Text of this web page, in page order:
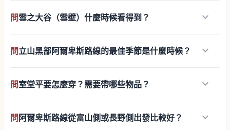
問雪之大谷（雪壁）什麼時候看得到？ keyboard_arrow_down
問立山黑部阿爾卑斯路線的最佳季節是什麼時候？ keyboard_arrow_down
問室堂平要怎麼穿？需要帶哪些物品？ keyboard_arrow_down
問阿爾卑斯路線從富山側或長野側出發比較好？ keyboard_arrow_down